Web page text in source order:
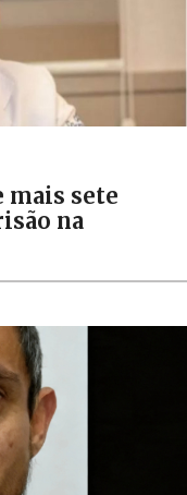
mais sete
na